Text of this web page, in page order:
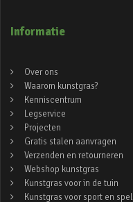
Informatie
Over ons
Waarom kunstgras?
Kenniscentrum
Legservice
Projecten
Gratis stalen aanvragen
Verzenden en retourneren
Webshop kunstgras
Kunstgras voor in de tuin
Kunstgras voor sport en spel